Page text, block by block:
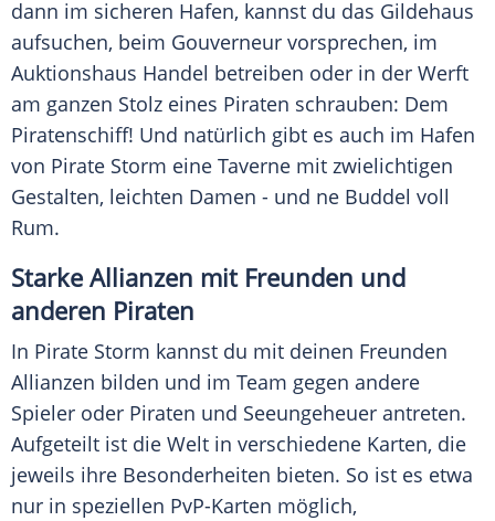
dann im sicheren Hafen, kannst du das Gildehaus
aufsuchen, beim Gouverneur vorsprechen, im
Auktionshaus Handel betreiben oder in der Werft
am ganzen Stolz eines Piraten schrauben: Dem
Piratenschiff! Und natürlich gibt es auch im Hafen
von Pirate Storm eine Taverne mit zwielichtigen
Gestalten, leichten Damen - und ne Buddel voll
Rum.
Starke Allianzen mit Freunden und
anderen Piraten
In Pirate Storm kannst du mit deinen Freunden
Allianzen bilden und im Team gegen andere
Spieler oder Piraten und Seeungeheuer antreten.
Aufgeteilt ist die Welt in verschiedene Karten, die
jeweils ihre Besonderheiten bieten. So ist es etwa
nur in speziellen PvP-Karten möglich,